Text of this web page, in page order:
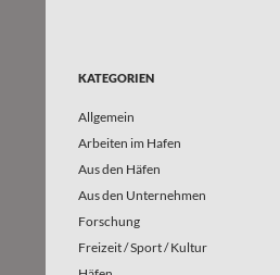
KATEGORIEN
Allgemein
Arbeiten im Hafen
Aus den Häfen
Aus den Unternehmen
Forschung
Freizeit / Sport / Kultur